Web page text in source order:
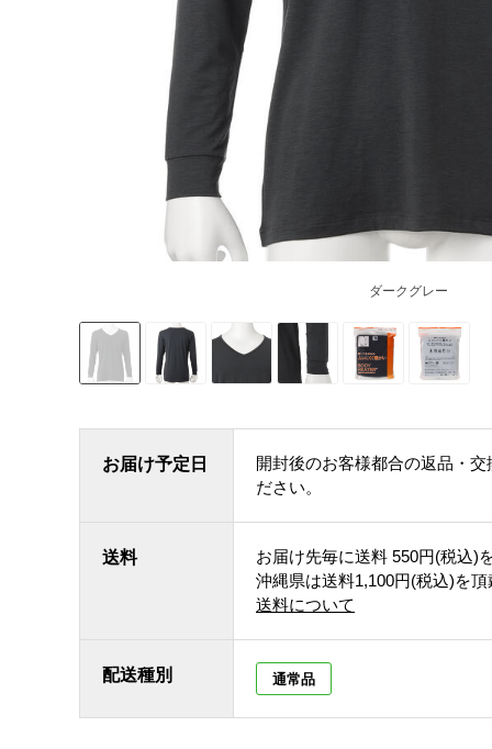
ダークグレー
お届け予定日
開封後のお客様都合の返品・
ださい。
送料 お届け先毎に送料 550円(税込)
沖縄県は送料1,100円(税込)を
送料について
配送種別 通常品